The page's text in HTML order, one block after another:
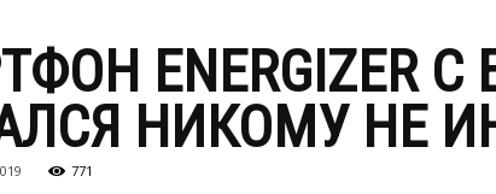
ENERGIZER
НИКОМУ НЕ
771